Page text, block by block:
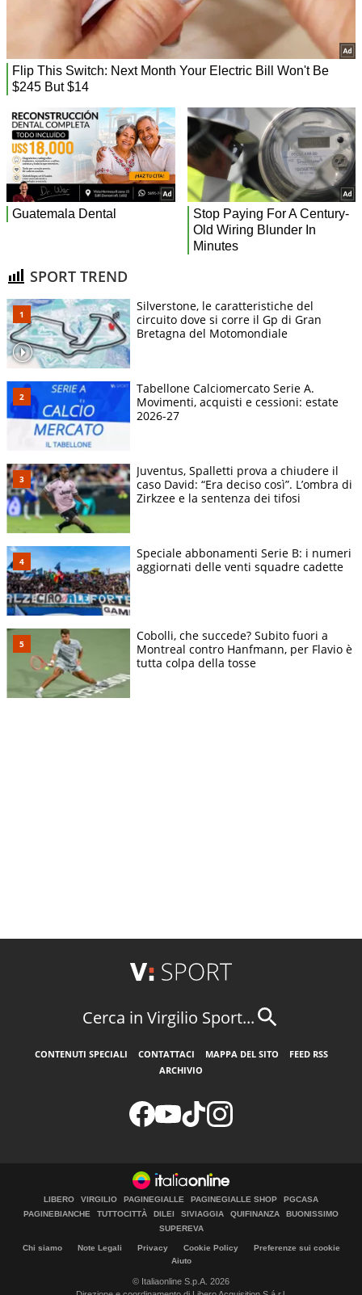
SPORT TREND
Silverstone, le caratteristiche del
circuito dove si corre il Gp di Gran
Bretagna del Motomondiale
Tabellone Calciomercato Serie A.
Movimenti, acquisti e cessioni: estate
2026-27
Juventus, Spalletti prova a chiudere il
caso David: “Era deciso così”. L’ombra di
Zirkzee e la sentenza dei tifosi
Speciale abbonamenti Serie B: i numeri
aggiornati delle venti squadre cadette
Cobolli, che succede? Subito fuori a
Montreal contro Hanfmann, per Flavio è
tutta colpa della tosse
Cerca in Virgilio Sport...
CONTENUTI SPECIALI CONTATTACI MAPPA DEL SITO
FEED RSS
ARCHIVIO
LIBERO VIRGILIO PAGINEGIALLE PAGINEGIALLE SHOP
PGCASA
PAGINEBIANCHE
TUTTOCITTÀ DILEI SIVIAGGIA QUIFINANZA
BUONISSIMO
SUPEREVA
Chi siamo Note Legali Privacy Cookie Policy
Preferenze sui cookie
Aiuto
© Italiaonline S.p.A. 2026